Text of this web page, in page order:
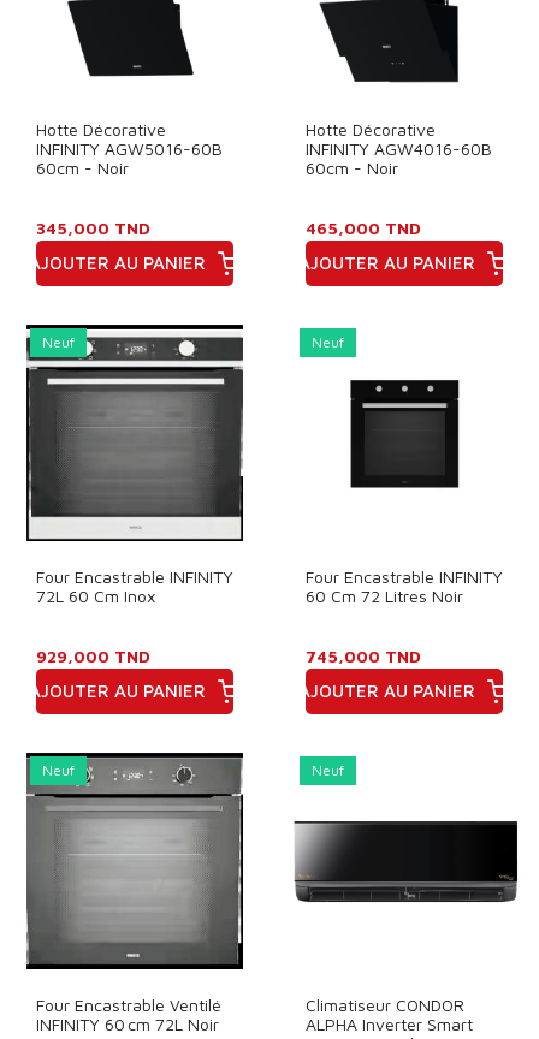
Hotte Décorative
INFINITY AGW5016-60B
60cm - Noir
345,000 TND
AJOUTER AU PANIER
Hotte Décorative
INFINITY AGW4016-60B
60cm - Noir
465,000 TND
AJOUTER AU PANIER
Neuf
Four Encastrable INFINITY
72L 60 Cm Inox
929,000 TND
AJOUTER AU PANIER
Neuf
Four Encastrable INFINITY
60 Cm 72 Litres Noir
745,000 TND
AJOUTER AU PANIER
Neuf
Four Encastrable Ventilé
INFINITY 60 Cm 72L Noir
Neuf
Climatiseur CONDOR
ALPHA Inverter Smart